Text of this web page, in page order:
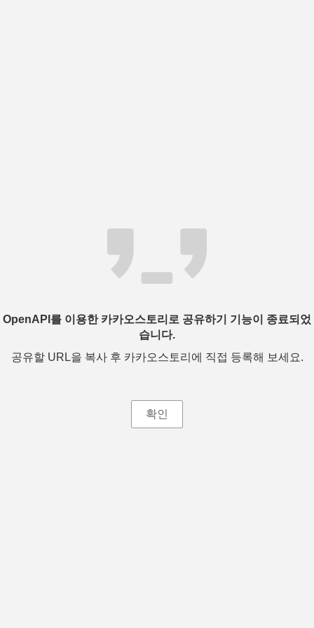
OpenAPI를 이용한 카카오스토리로 공유하기 기능이 종료되었
습니다.
공유할 URL을 복사 후 카카오스토리에 직접 등록해 보세요.
확인